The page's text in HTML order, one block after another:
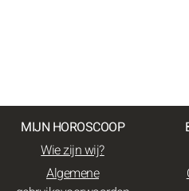
MIJN HOROSCOOP
Wie zijn wij?
Algemene